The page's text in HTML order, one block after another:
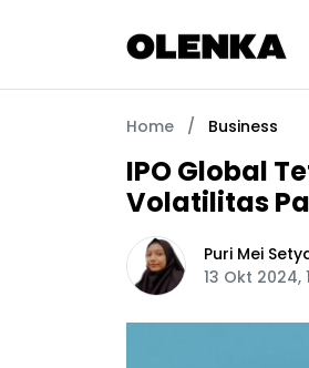
Home / Business
IPO Global
Volatilitas
Puri Mei
13 Okt 2024,